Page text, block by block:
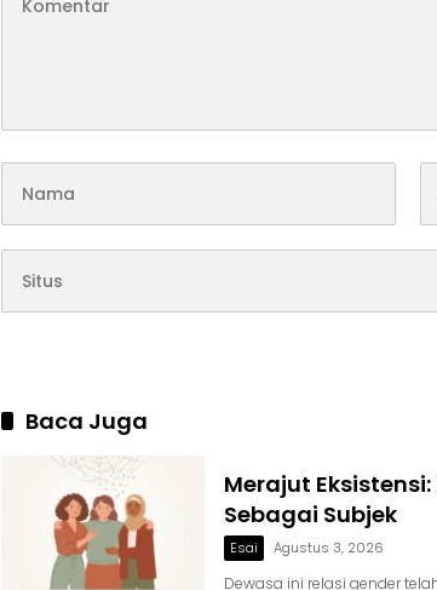
Baca Juga
Merajut
Sebagai Subjek
Esai Agustus 3, 2026
Dewasa ini relasi gender